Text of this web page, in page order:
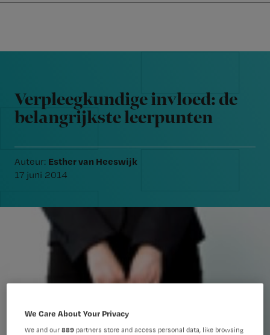
navigation
content
Nursing
Verpleegkundige invloed: de
belangrijkste leerpunten
Auteur: Esther van Heeswijk
17 juni 2014
We Care About Your Privacy
We and our889 partners store and access personal data, like browsing